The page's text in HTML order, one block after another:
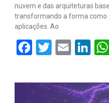
nuvem e das arquiteturas
transformando a forma como
aplicações. Ao
Facebook
Twitter